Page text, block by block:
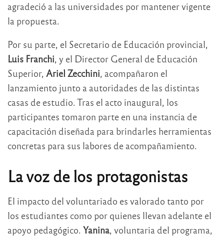
agradeció a las universidades por mantener vigente
la propuesta.
Por su parte, el Secretario de Educación provincial,
Luis Franchi, y el Director General de Educación
Superior, Ariel Zecchini, acompañaron el
lanzamiento junto a autoridades de las distintas
casas de estudio. Tras el acto inaugural, los
participantes tomaron parte en una instancia de
capacitación diseñada para brindarles herramientas
concretas para sus labores de acompañamiento.
La voz de los protagonistas
El impacto del voluntariado es valorado tanto por
los estudiantes como por quienes llevan adelante el
apoyo pedagógico. Yanina, voluntaria del programa,